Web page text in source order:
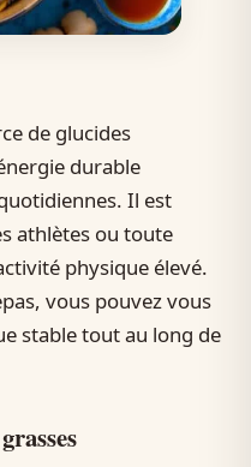
de glucides
durable
Il est
athlètes ou toute
physique élevé.
vous pouvez vous
stable tout au long de